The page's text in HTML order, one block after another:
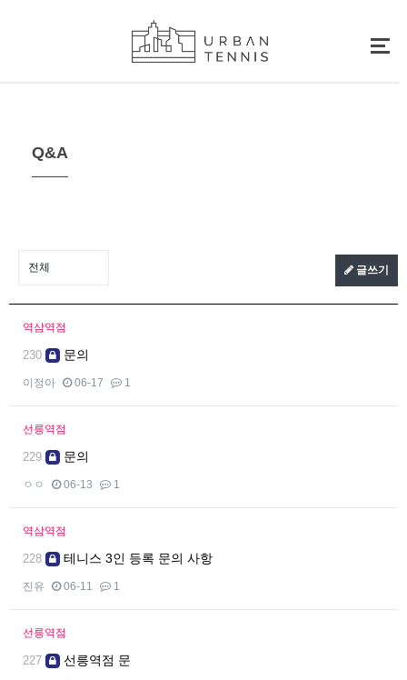
Q&A
글쓰기
역삼역점
230 문의
이정아 06-17 1
선릉역점
229 문의
ㅇㅇ 06-13 1
역삼역점
228 테니스 3인 등록 문의 사항
진유 06-11 1
선릉역점
227 선릉역점 문